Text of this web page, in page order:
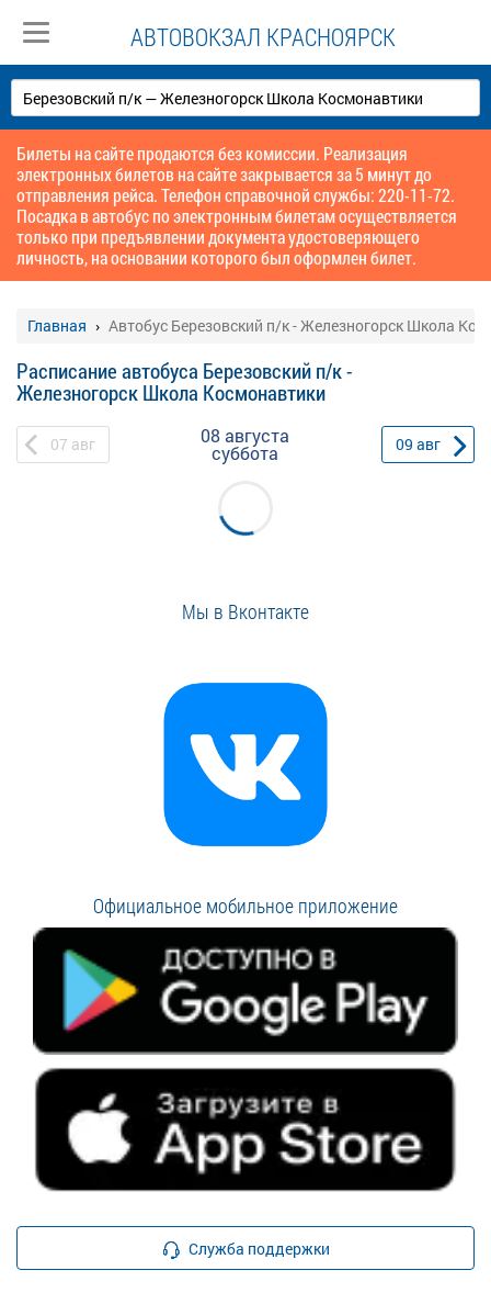
АВТОВОКЗАЛ КРАСНОЯРСК
Билеты на сайте продаются без комиссии. Реализация
электронных билетов на сайте закрывается за 5 минут до
отправления рейса. Телефон справочной службы: 220-11-72.
Посадка в автобус по электронным билетам осуществляется
только при предъявлении документа удостоверяющего
личность, на основании которого был оформлен билет.
Главная Автобус Березовский п/к - Железногорск Школа
Расписание автобуса Березовский п/к -
Железногорск Школа Космонавтики
07 авг 08 августа
суббота 09 авг
Мы в Вконтакте
Официальное мобильное приложение
Служба поддержки